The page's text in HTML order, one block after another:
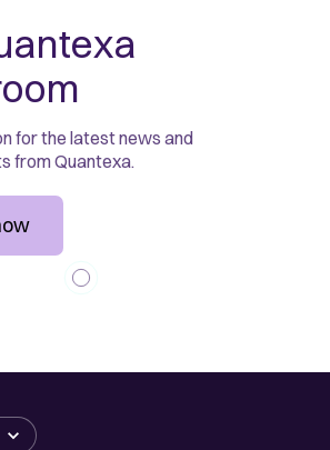
for the latest news and
from Quantexa.